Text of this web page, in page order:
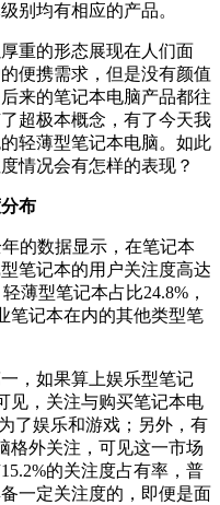
别均有相应的产品。
重的形态展现在人们面
便携需求，但是没有颜值
来的笔记本电脑产品都往
超极本概念，有了今天我
轻薄型笔记本电脑。如此
情况会有怎样的表现？
布
的数据显示，在笔记本
笔记本的用户关注度高达
薄型笔记本占比24.8%，
笔记本在内的其他类型笔
，如果算上娱乐型笔记
见，关注与购买笔记本电
了娱乐和游戏；另外，有
格外关注，可见这一市场
的关注度占有率，普
一定关注度的，即便是面